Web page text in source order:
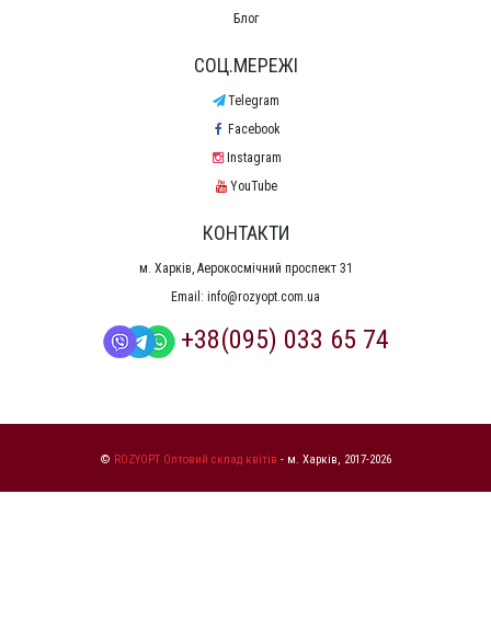
Блог
СОЦ.МЕРЕЖІ
Telegram
Facebook
Instagram
YouTube
КОНТАКТИ
м. Харків, Аерокосмічний проспект 31
Email: info@rozyopt.com.ua
+38(095) 033 65 74
© ROZYOPT Оптовий склад квітів - м. Харків, 2017-2026